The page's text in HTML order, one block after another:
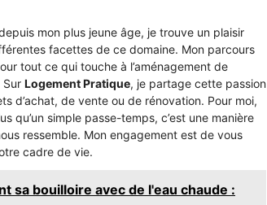
mon plus jeune âge, je trouve un plaisir
facettes de ce domaine. Mon parcours
tout ce qui touche à l’aménagement de
Sur Logement Pratique, je partage cette passion
d’achat, de vente ou de rénovation. Pour moi,
qu’un simple passe-temps, c’est une manière
ressemble. Mon engagement est de vous
cadre de vie.
sa bouilloire avec de l'eau chaude :